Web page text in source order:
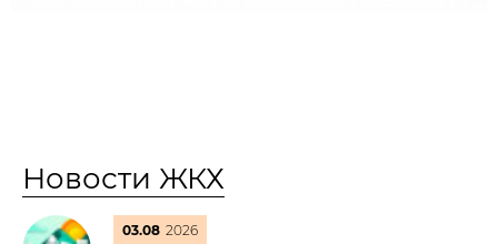
Новости ЖКХ
03.08 2026